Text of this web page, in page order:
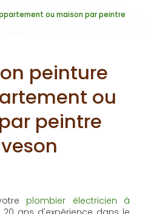
ou maison par peintre
peinture
ou
peintre
plombier électricien à